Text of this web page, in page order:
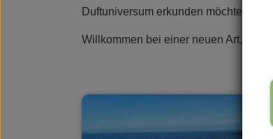
Parfüms Vance Kitira Licht
Duftuniversum erkunden möchten,
Willkommen bei einer neuen Art,